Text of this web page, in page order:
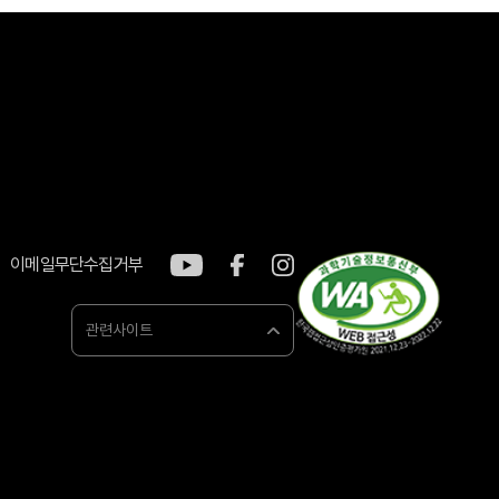
이메일무단수집거부
관련사이트